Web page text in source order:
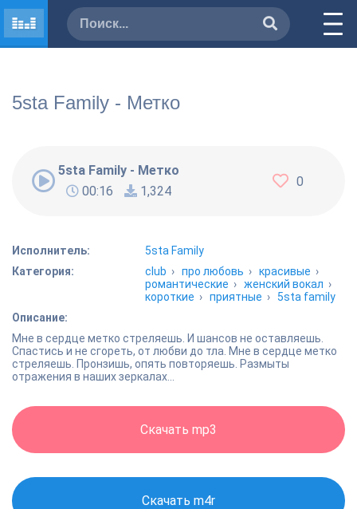
5sta Family - Метко
5sta Family - Метко
00:16
1,324
0
Исполнитель:
5sta Family
Категория:
club ›про любовь ›красивые ›
романтические ›женский вокал ›
короткие ›приятные › 5sta family
Описание:
Мне в сердце метко стреляешь. И шансов не оставляешь.
Спастись и не сгореть, от любви до тла. Мне в сердце метко
стреляешь. Пронзишь, опять повторяешь. Размыты
отражения в наших зеркалах...
Скачать mp3
Скачать m4r